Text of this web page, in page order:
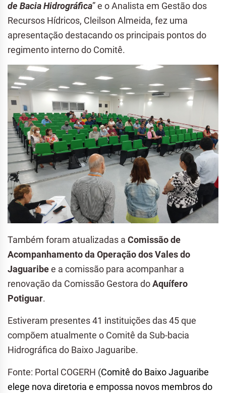
de Bacia Hidrográfica” e o Analista em Gestão dos
Recursos Hídricos, Cleilson Almeida, fez uma
apresentação destacando os principais pontos do
regimento interno do Comitê.
Também foram atualizadas a Comissão de
Acompanhamento da Operação dos Vales do
Jaguaribee a comissão para acompanhar a
renovação da Comissão Gestora doAquífero
Potiguar.
Estiveram presentes 41 instituições das 45 que
compõem atualmente o Comitê da Sub-bacia
Hidrográfica do Baixo Jaguaribe.
Fonte: Portal COGERH (Comitê do Baixo Jaguaribe
elege nova diretoria e empossa novos membros do